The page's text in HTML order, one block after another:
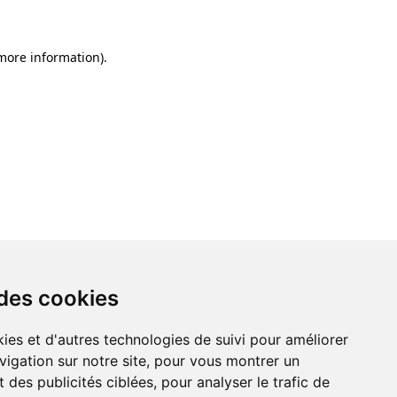
cookies
et d'autres technologies de suivi pour améliorer
sur notre site, pour vous montrer un
des publicités ciblées, pour analyser le trafic de
information).